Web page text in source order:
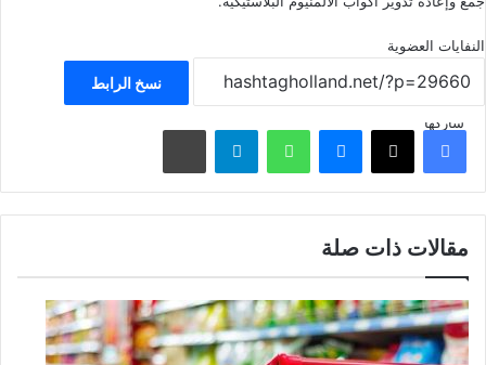
النفايات العضوية
نسخ الرابط
شاركهافيسبوك ‫X ماسنجر واتساب تيلقرام مشاركة عبر البريد
مقالات ذات صلة